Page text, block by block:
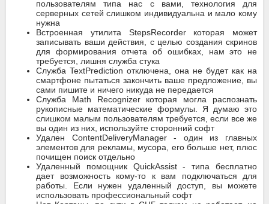
пользователям типа нас с вами, технология для
серверных сетей слишком индивидуальна и мало кому
нужна
Встроенная утилита StepsRecorder которая может
записывать ваши действия, с целью создания скринов
для формирования отчета об ошибках, нам это не
требуется, лишня служба стука
Служба TextPrediction отключена, она не будет как на
смартфоне пытаться закончить ваше предложение, вы
сами пишите и ничего никуда не передается
Служба Math Recognizer которая могла распознать
рукописные математические формулы. Я думаю это
слишком малым пользователям требуется, если все же
вы один из них, используйте сторонний софт
Удален ContentDeliveryManager - один из главных
элементов для рекламы, мусора, его больше нет, плюс
почищен поиск отдельно
Удаленный помощник QuickAssist - типа бесплатно
дает возможность кому-то к вам подключаться для
работы. Если нужен удаленный доступ, вы можете
использовать профессиональный софт